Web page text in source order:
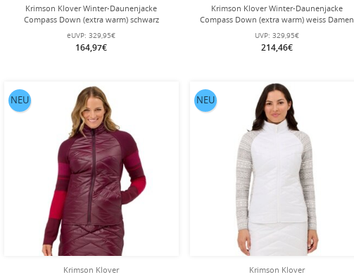
Krimson Klover Winter-Daunenjacke
Compass Down (extra warm) schwarz
eUVP: 329,95€
164,97€
Krimson Klover Winter-Daunenjacke
Compass Down (extra warm) weiss Damen
UVP: 329,95€
214,46€
Krimson Klover
NEU
Krimson Klover
NEU